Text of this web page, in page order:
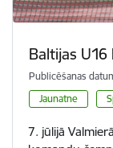
Baltijas
Publicēšanas
Jaunatne
7. jūlijā